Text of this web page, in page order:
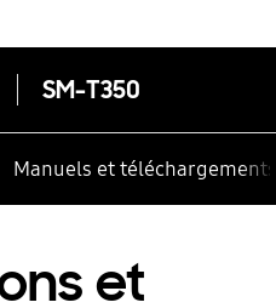
SM-T350
Manuels et téléchargements
et